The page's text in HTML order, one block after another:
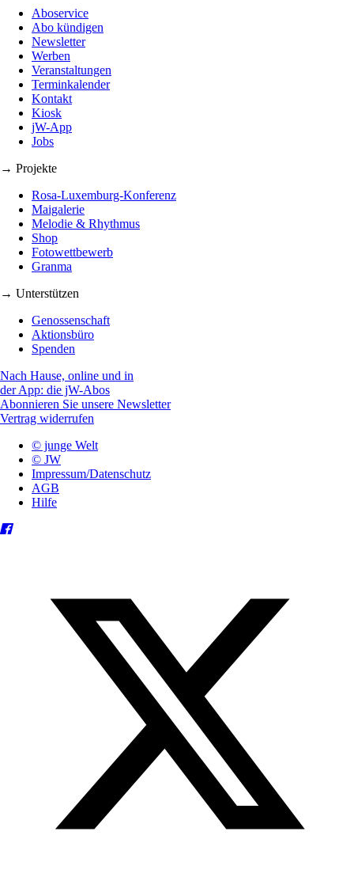
Aboservice
Abo kündigen
Newsletter
Werben
Veranstaltungen
Terminkalender
Kontakt
Kiosk
jW-App
Jobs
→ Projekte
Rosa-Luxemburg-Konferenz
Maigalerie
Melodie & Rhythmus
Shop
Fotowettbewerb
Granma
→ Unterstützen
Genossenschaft
Aktionsbüro
Spenden
Nach Hause, online und in
der App: die jW-Abos
Abonnieren Sie unsere Newsletter
Vertrag widerrufen
© junge Welt
© JW
Impressum/Datenschutz
AGB
Hilfe